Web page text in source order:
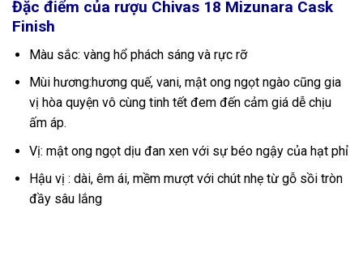
Đặc điểm của rượu Chivas 18 Mizunara Cask
Finish
Màu sắc: vàng hổ phách sáng và rực rỡ
Mùi hương:hương quế, vani, mật ong ngọt ngào cũng gia
vị hòa quyện vô cùng tinh tết đem đến cảm giá dễ chịu
ấm áp.
Vị: mật ong ngọt dịu đan xen với sự béo ngậy của hạt phỉ
Hậu vị : dài, êm ái, mềm mượt với chút nhẹ từ gỗ sồi tròn
đầy sâu lắng